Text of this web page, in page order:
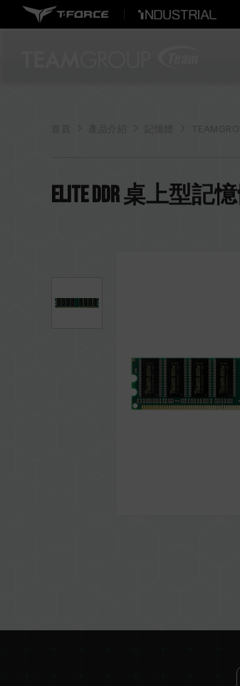
產品介紹
ELITE DDR 桌上型記